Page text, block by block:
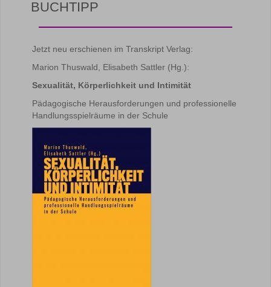
BUCHTIPP
Jetzt neu erschienen im Transkript Verlag:
Marion Thuswald, Elisabeth Sattler (Hg.):
Sexualität, Körperlichkeit und Intimität
Pädagogische Herausforderungen und professionelle
Handlungsspielräume in der Schule